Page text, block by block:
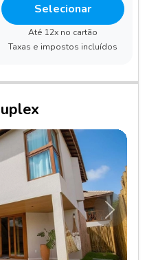
Selecionar
Até 12x no cartão
Taxas e impostos incluídos